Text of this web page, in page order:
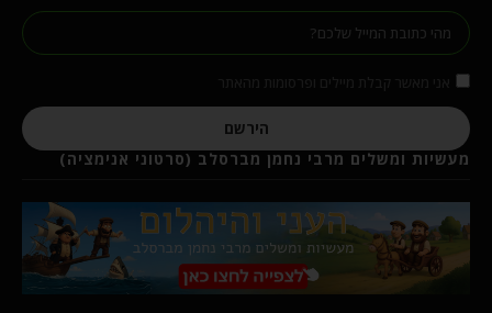
הירשם
מעשיות ומשלים מרבי נחמן מברסלב (סרטוני אנימציה)